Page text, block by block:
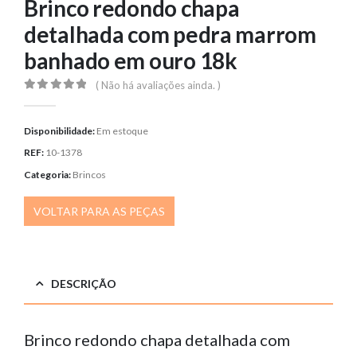
Brinco redondo chapa
detalhada com pedra marrom
banhado em ouro 18k
( Não há avaliações ainda. )
Disponibilidade: Em estoque
REF: 10-1378
Categoria: Brincos
VOLTAR PARA AS PEÇAS
DESCRIÇÃO
Brinco redondo chapa detalhada com